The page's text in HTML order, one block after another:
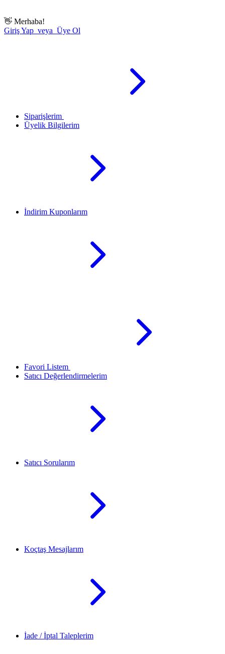
👋 Merhaba!
Giriş Yap veya Üye Ol
Siparişlerim
Üyelik Bilgilerim
İndirim Kuponlarım
Favori Listem
Satıcı Değerlendirmelerim
Satıcı Sorularım
Koçtaş Mesajlarım
İade / İptal Taleplerim